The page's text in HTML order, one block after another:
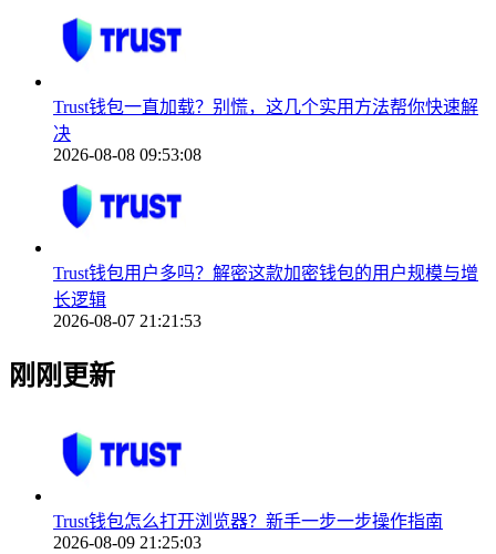
Trust钱包一直加载？别慌，这几个实用方法帮你快速解
决
2026-08-08 09:53:08
Trust钱包用户多吗？解密这款加密钱包的用户规模与增
长逻辑
2026-08-07 21:21:53
刚刚更新
Trust钱包怎么打开浏览器？新手一步一步操作指南
2026-08-09 21:25:03